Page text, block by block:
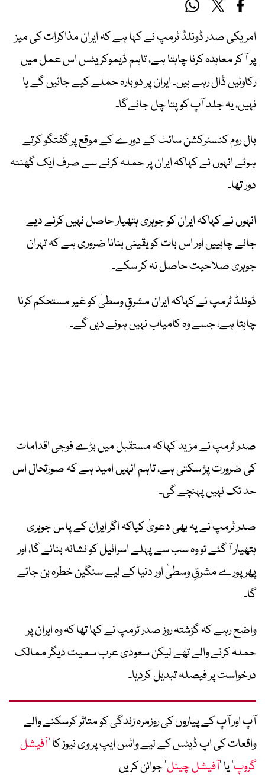
امریکی صدر ڈونلڈ ٹرمپ نے کہا ہے کہ ایران مذاکرات کی میز
پر آ کر معاہدہ کرنا چاہتا ہے، تاہم ڈیموکریٹس اس عمل میں
رکاوٹیں ڈال رہے ہیں۔ ایران پر دوبارہ حملے کیے جائیں گے یا
نہیں، یہ جلد آپ کو پتا چل جائےگا۔
بال روم کنسٹرکشن سائٹ کے دورے کے موقع پر گفتگو کرتے
ہوئے انہوں نے کہاکہ ایران پر حملہ کرنے سے صرف ایک گھنٹہ
دور تھا۔
انہوں نے کہاکہ ایران کو جوہری ہتھیار حاصل نہیں کرنے دیے
جانے چاہییں اور اس بات کو یقینی بنانا ضروری ہے کہ تہران
جوہری صلاحیت حاصل نہ کر سکے۔
ڈونلڈ ٹرمپ نے کہاکہ ایران مشرقِ وسطیٰ کو غیر مستحکم کرنا
چاہتا ہے، جسے وہ کامیاب نہیں ہونے دیں گے۔
صدر ٹرمپ نے مزید کہاکہ مستقبل میں بڑے فوجی اقدامات
کی ضرورت پڑ سکتی ہے، تاہم انہیں امید ہے کہ صورتحال اس
حد تک نہیں پہنچے گی۔
صدر ٹرمپ نے یہ بھی دعویٰ کیاکہ اگر ایران کے پاس جوہری
ہتھیار آ گئے تو وہ سب سے پہلے اسرائیل کو نشانہ بنائے گا، اور
پھر پورے مشرقِ وسطیٰ اور دنیا کے لیے سنگین خطرہ بن جائے
گا۔
واضح رہے کہ گزشتہ روز صدر ٹرمپ نے کہا تھا کہ وہ ایران پر
حملہ کرنے والے تھے لیکن سعودی عرب سمیت دیگر ممالک
درخواست پر فیصلہ تبدیل کردیا۔
آپ اور آپ کے پیاروں کی روزمرہ زندگی کو متاثر کرسکنے والے
واقعات کی اپ ڈیٹس کے لیے واٹس ایپ پر وی نیوز کا ’آفیشل
گروپ‘ یا ’آفیشل چینل‘ جوائن کریں